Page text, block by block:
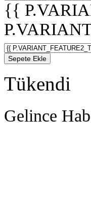
{{
Sepete Ekle
Tükendi
Gelince